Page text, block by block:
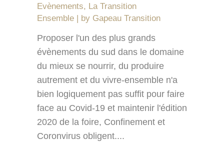
Evènements, La Transition
Ensemble
by Gapeau Transition
Proposer l'un des plus grands
évènements du sud dans le domaine
du mieux se nourrir, du produire
autrement et du vivre-ensemble n'a
bien logiquement pas suffit pour faire
face au Covid-19 et maintenir l'édition
2020 de la foire, Confinement et
Coronvirus obligent....